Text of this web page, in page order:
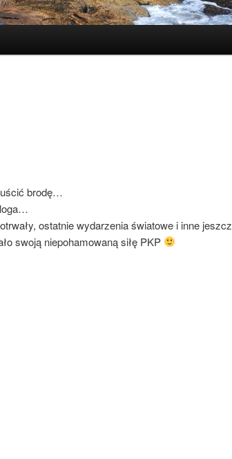
brodę…
ostatnie wydarzenia światowe i inne
swoją niepohamowaną siłę PKP